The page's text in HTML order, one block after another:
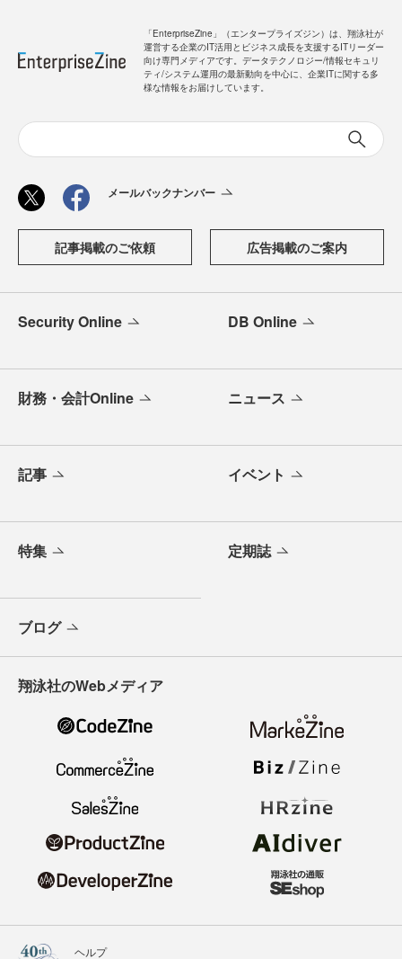
「EnterpriseZine」（エンタープライズジン）は、翔泳社が
運営する企業のIT活用とビジネス成長を支援するITリーダー
向け専門メディアです。データテクノロジー/情報セキュリ
ティ/システム運用の最新動向を中心に、企業ITに関する多
様な情報をお届けしています。
メールバックナンバー
記事掲載のご依頼 広告掲載のご案内
Security Online DB Online
財務・会計Online ニュース
記事 イベント
特集 定期誌
ブログ
翔泳社のWebメディア
ヘルプ